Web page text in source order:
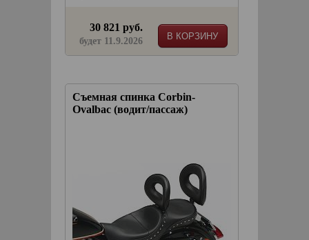
В КОРЗИНУ
30 821 руб.
будет 11.9.2026
Съемная спинка Corbin-
Ovalbac (водит/пассаж)